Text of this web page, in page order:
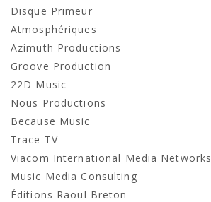
Disque Primeur
Atmosphériques
Azimuth Productions
Groove Production
22D Music
Nous Productions
Because Music
Trace TV
Viacom International Media Networks
Music Media Consulting
Éditions Raoul Breton